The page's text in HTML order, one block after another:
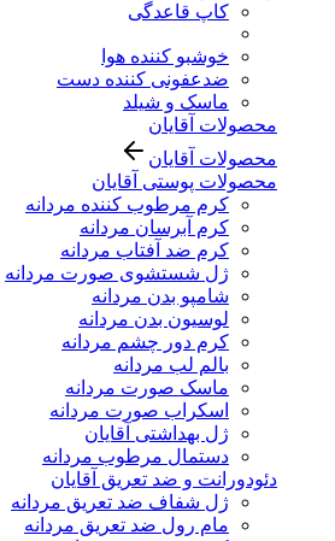
کاپ قاعدگی
خوشبو کننده هوا
ضدعفونی کننده دست
ماسک و شیلد
محصولات آقایان
محصولات آقایان
محصولات پوستی آقایان
کرم مرطوب کننده مردانه
کرم آبرسان مردانه
کرم ضد آفتاب مردانه
ژل شستشوی صورت مردانه
شامپو بدن مردانه
لوسیون بدن مردانه
کرم دور چشم مردانه
بالم لب مردانه
ماسک صورت مردانه
اسکراب صورت مردانه
ژل بهداشتی آقایان
دستمال مرطوب مردانه
دئودورانت و ضد تعریق آقایان
ژل شفاف ضد تعریق مردانه
مام رول ضد تعریق مردانه